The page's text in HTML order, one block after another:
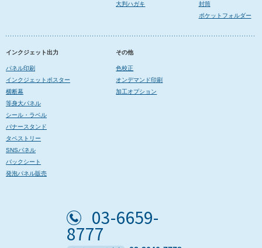
大判ハガキ
封筒
ポケットフォルダー
インクジェット出力
パネル印刷
インクジェットポスター
横断幕
等身大パネル
シール・ラベル
バナースタンド
タペストリー
SNSパネル
バックシート
発泡パネル販売
その他
色校正
オンデマンド印刷
加工オプション
03-6659-
8777